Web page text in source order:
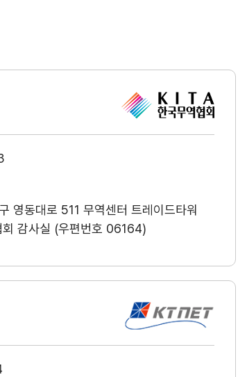
영동대로 511 무역센터 트레이드타워
감사실 (우편번호 06164)